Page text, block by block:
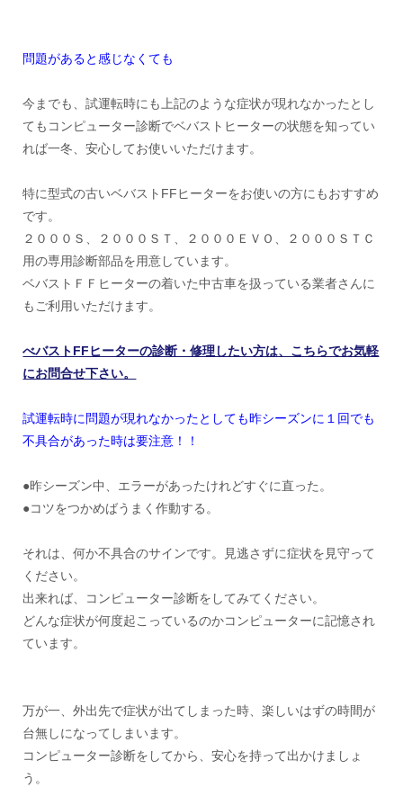
問題があると感じなくても
今までも、試運転時にも上記のような症状が現れなかったとし
てもコンピューター診断でベバストヒーターの状態を知ってい
れば一冬、安心してお使いいただけます。
特に型式の古いベバストFFヒーターをお使いの方にもおすすめ
です。
２０００Ｓ、２０００ＳＴ、２０００ＥＶＯ、２０００ＳＴＣ
用の専用診断部品を用意しています。
ベバストＦＦヒーターの着いた中古車を扱っている業者さんに
もご利用いただけます。
べバストFFヒーターの診断・修理したい方は、こちらでお気軽
にお問合せ下さい。
試運転時に問題が現れなかったとしても昨シーズンに１回でも
不具合があった時は要注意！！
●昨シーズン中、エラーがあったけれどすぐに直った。
●コツをつかめばうまく作動する。
それは、何か不具合のサインです。見逃さずに症状を見守って
ください。
出来れば、コンピューター診断をしてみてください。
どんな症状が何度起こっているのかコンピューターに記憶され
ています。
万が一、外出先で症状が出てしまった時、楽しいはずの時間が
台無しになってしまいます。
コンピューター診断をしてから、安心を持って出かけましょ
う。